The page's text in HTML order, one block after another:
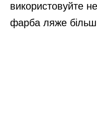
використовуйте
фарба ляже